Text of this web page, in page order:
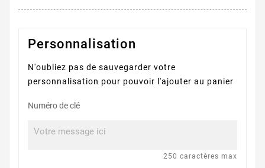
Personnalisation
N'oubliez pas de sauvegarder votre
personnalisation pour pouvoir l'ajouter au panier
Numéro de clé
250 caractères max